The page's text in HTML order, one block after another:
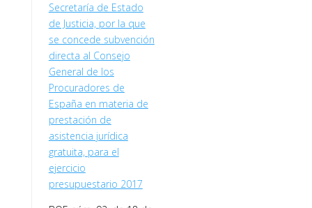
Secretaría de Estado
de Justicia, por la que
se concede subvención
directa al Consejo
General de los
Procuradores de
España en materia de
prestación de
asistencia jurídica
gratuita, para el
ejercicio
presupuestario 2017